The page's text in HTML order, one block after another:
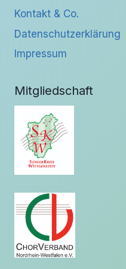
Kontakt & Co.
Datenschutzerklärung
Impressum
Mitgliedschaft